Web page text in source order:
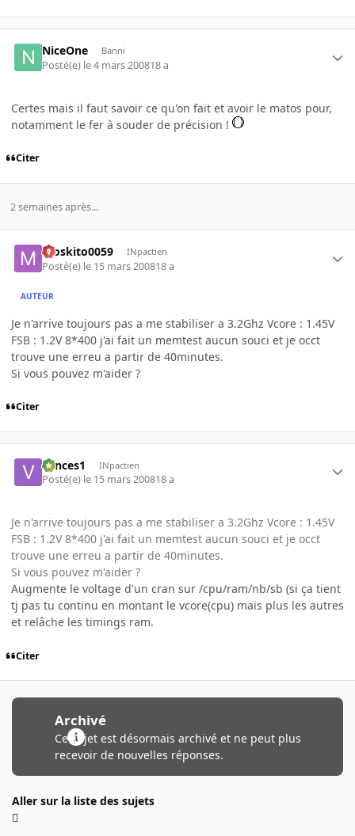
NiceOne Banni
Posté(e) le 4 mars 200818 a
Certes mais il faut savoir ce qu'on fait et avoir le matos pour,
notamment le fer à souder de précision !
Citer
2 semaines après...
moskito0059 INpactien
Posté(e) le 15 mars 200818 a
AUTEUR
Je n'arrive toujours pas a me stabiliser a 3.2Ghz Vcore : 1.45V
FSB : 1.2V 8*400 j'ai fait un memtest aucun souci et je occt
trouve une erreu a partir de 40minutes.
Si vous pouvez m'aider ?
Citer
vances1 INpactien
Posté(e) le 15 mars 200818 a
Je n'arrive toujours pas a me stabiliser a 3.2Ghz Vcore : 1.45V
FSB : 1.2V 8*400 j'ai fait un memtest aucun souci et je occt
trouve une erreu a partir de 40minutes.
Si vous pouvez m'aider ?
Augmente le voltage d'un cran sur /cpu/ram/nb/sb (si ça tient
tj pas tu continu en montant le vcore(cpu) mais plus les autres
et relâche les timings ram.
Citer
Archivé
Ce sujet est désormais archivé et ne peut plus
recevoir de nouvelles réponses.
Aller sur la liste des sujets